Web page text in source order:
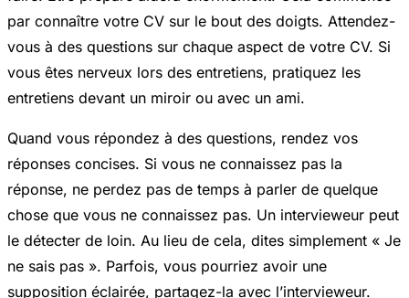
par connaître votre CV sur le bout des doigts. Attendez-
vous à des questions sur chaque aspect de votre CV. Si
vous êtes nerveux lors des entretiens, pratiquez les
entretiens devant un miroir ou avec un ami.
Quand vous répondez à des questions, rendez vos
réponses concises. Si vous ne connaissez pas la
réponse, ne perdez pas de temps à parler de quelque
chose que vous ne connaissez pas. Un intervieweur peut
le détecter de loin. Au lieu de cela, dites simplement « Je
ne sais pas ». Parfois, vous pourriez avoir une
supposition éclairée, partagez-la avec l’intervieweur.